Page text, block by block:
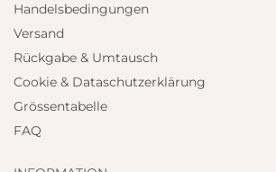
Handelsbedingungen
Versand
Rückgabe & Umtausch
Cookie & Dataschutzerklärung
Grössentabelle
FAQ